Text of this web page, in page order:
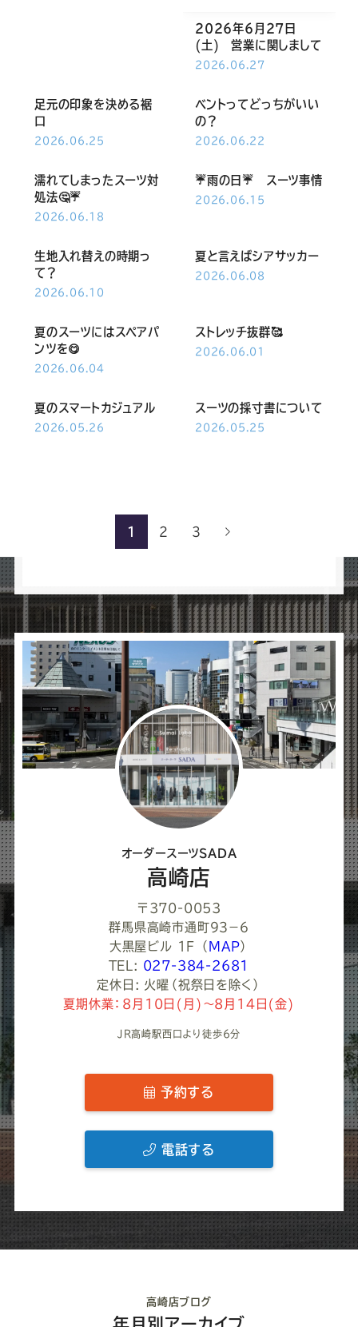
2026年6月27日
(土) 営業に関しまして
2026.06.27
足元の印象を決める裾
口
2026.06.25
ベントってどっちがいい
の？
2026.06.22
濡れてしまったスーツ対
処法🤔☔
2026.06.18
☔雨の日☔ スーツ事情
2026.06.15
生地入れ替えの時期っ
て？
2026.06.10
夏と言えばシアサッカー
2026.06.08
夏のスーツにはスペアパ
ンツを😋
2026.06.04
ストレッチ抜群🥰
2026.06.01
夏のスマートカジュアル
2026.05.26
スーツの採寸書について
2026.05.25
1 2 3
オーダースーツSADA
高崎店
〒370-0053
群馬県高崎市通町９３−６
大黒屋ビル 1F
（ MAP）
TEL: 027-384-2681
定休日: 火曜（祝祭日を除く）
夏期休業：8月10日(月)～8月14日(金)
JR高崎駅西口より徒歩6分
予約する
電話する
高崎店ブログ